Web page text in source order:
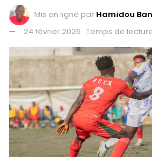
Mis en ligne par Hamidou
24 février 2026 Temps de